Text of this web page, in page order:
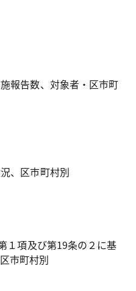
報告数、対象者・区市町
、区市町村別
項及び第19条の２に基
市町村別